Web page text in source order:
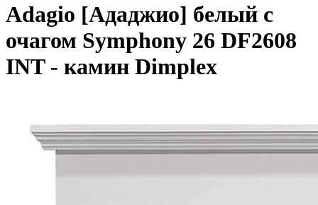
Adagio [Ададжио] белый с
очагом Symphony 26 DF2608
INT - камин Dimplex